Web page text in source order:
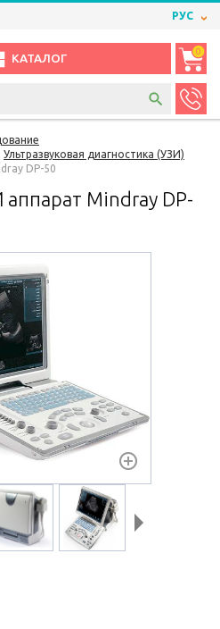
РУС
КАТАЛОГ
0
Ультразвуковая диагностика (УЗИ)
DP-50
Mindray DP-